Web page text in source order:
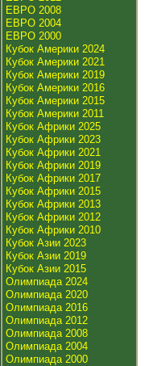
ЕВРО 2008
ЕВРО 2004
ЕВРО 2000
Кубок Америки 2024
Кубок Америки 2021
Кубок Америки 2019
Кубок Америки 2016
Кубок Америки 2015
Кубок Америки 2011
Кубок Африки 2025
Кубок Африки 2023
Кубок Африки 2021
Кубок Африки 2019
Кубок Африки 2017
Кубок Африки 2015
Кубок Африки 2013
Кубок Африки 2012
Кубок Африки 2010
Кубок Азии 2023
Кубок Азии 2019
Кубок Азии 2015
Олимпиада 2024
Олимпиада 2020
Олимпиада 2016
Олимпиада 2012
Олимпиада 2008
Олимпиада 2004
Олимпиада 2000